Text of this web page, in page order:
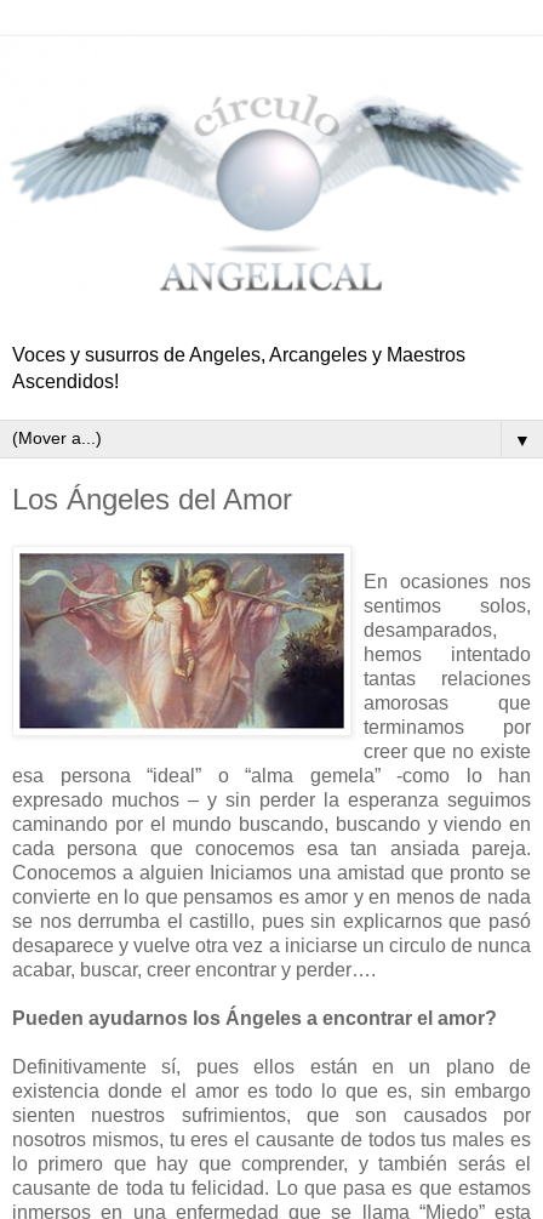
Voces y susurros de Angeles, Arcangeles y Maestros
Ascendidos!
▼
Los Ángeles del Amor
En ocasiones nos
sentimos solos,
desamparados,
hemos intentado
tantas relaciones
amorosas que
terminamos por
creer que no existe
esa persona “ideal” o “alma gemela” -como lo han
expresado muchos – y sin perder la esperanza seguimos
caminando por el mundo buscando, buscando y viendo en
cada persona que conocemos esa tan ansiada pareja.
Conocemos a alguien Iniciamos una amistad que pronto se
convierte en lo que pensamos es amor y en menos de nada
se nos derrumba el castillo, pues sin explicarnos que pasó
desaparece y vuelve otra vez a iniciarse un circulo de nunca
acabar, buscar, creer encontrar y perder….
Pueden ayudarnos los Ángeles a encontrar el amor?
Definitivamente sí, pues ellos están en un plano de
existencia donde el amor es todo lo que es, sin embargo
sienten nuestros sufrimientos, que son causados por
nosotros mismos, tu eres el causante de todos tus males es
lo primero que hay que comprender, y también serás el
causante de toda tu felicidad. Lo que pasa es que estamos
inmersos en una enfermedad que se llama “Miedo” esta